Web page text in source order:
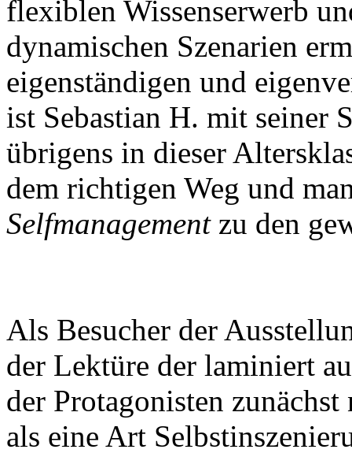
flexiblen Wissenserwerb
dynamischen Szenarien
eigenständigen und
ist Sebastian H. mit seiner
übrigens in dieser
dem richtigen Weg und
Selfmanagementzu den
Als Besucher der
der Lektüre der laminiert
der Protagonisten
als eine Art